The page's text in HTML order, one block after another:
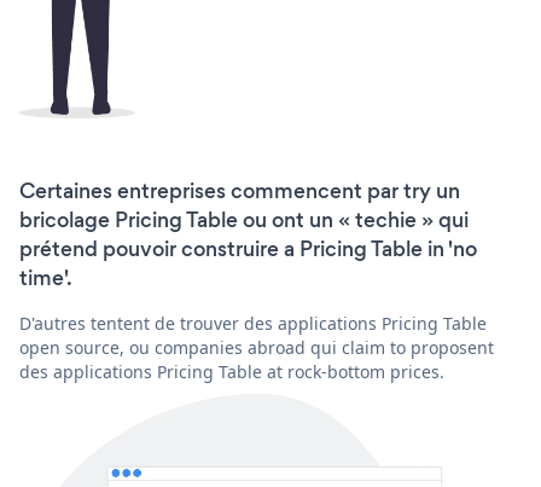
Certaines entreprises commencent par try un
bricolage Pricing Table ou ont un « techie » qui
prétend pouvoir construire a Pricing Table in 'no
time'.
D'autres tentent de trouver des applications Pricing Table
open source, ou companies abroad qui claim to proposent
des applications Pricing Table at rock-bottom prices.